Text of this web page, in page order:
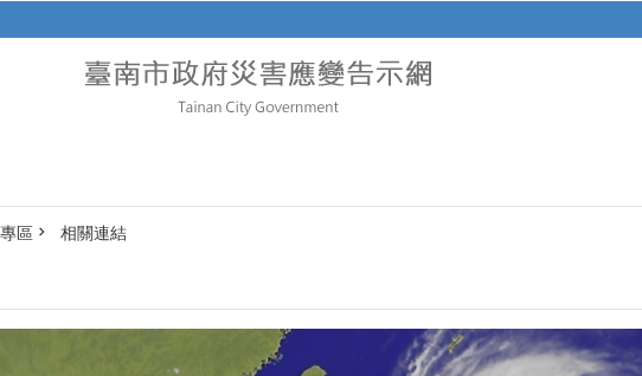
區 相關連結